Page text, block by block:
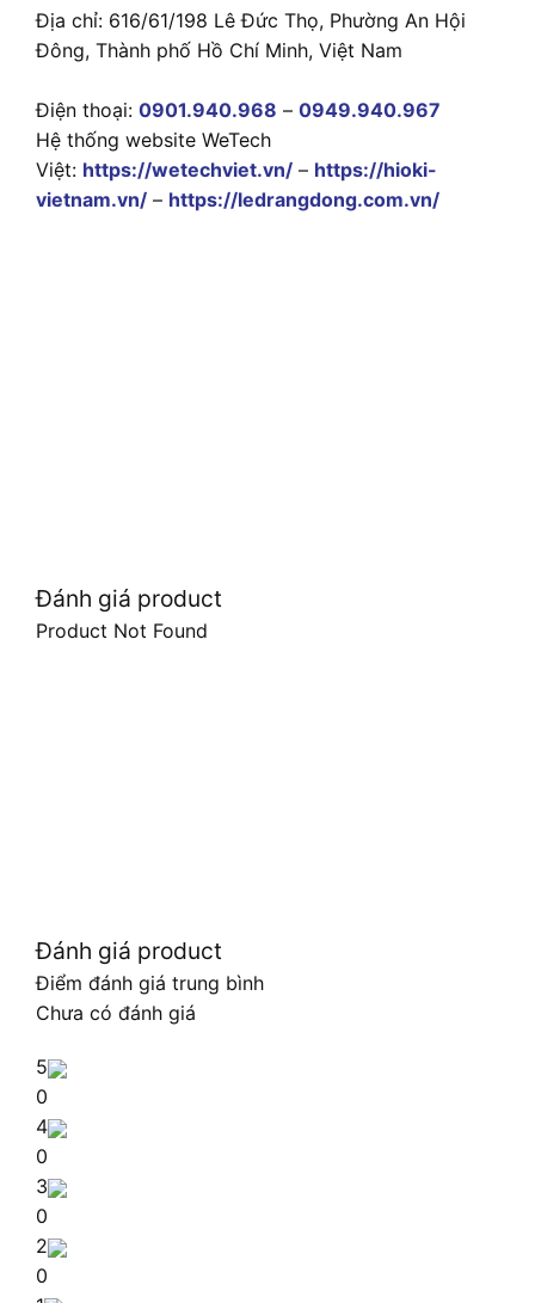
Địa chỉ: 616/61/198 Lê Đức Thọ, Phường An Hội
Đông, Thành phố Hồ Chí Minh, Việt Nam
Điện thoại: 0901.940.968 – 0949.940.967
Hệ thống website WeTech
Việt: https://wetechviet.vn/ – https://hioki-
vietnam.vn/ – https://ledrangdong.com.vn/
Đánh giá product
Product Not Found
Đánh giá product
Điểm đánh giá trung bình
Chưa có đánh giá
5
0
4
0
3
0
2
0